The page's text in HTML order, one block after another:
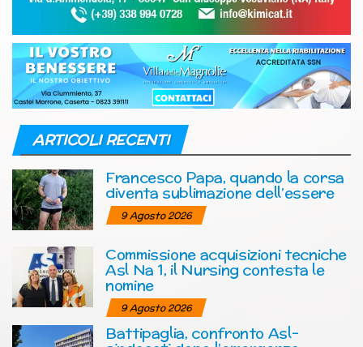
ARTICOLI RECENTI
Francesco Papa, quando la corsa
diventa sublimazione dell’essere
9 Agosto 2026
Commissione acquisizioni tecniche
Asl Na 1, il Nursing contesta le
nomine
9 Agosto 2026
Battipaglia, confronto Asl-